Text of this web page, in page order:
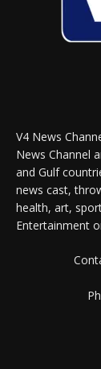
V4 News
News Channel
and Gulf
news cast,
health, art,
Entertainment